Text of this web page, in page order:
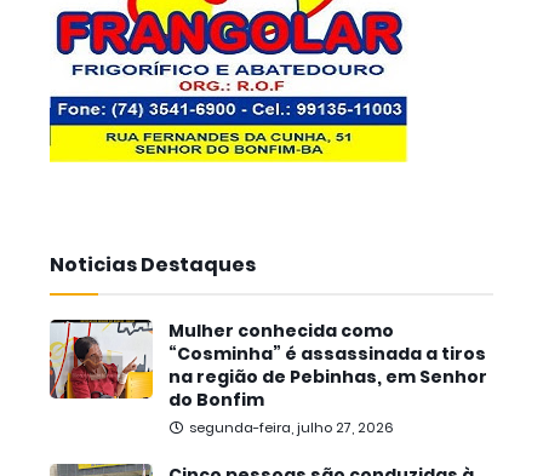
Noticias Destaques
Mulher conhecida como
“Cosminha” é assassinada a tiros
na região de Pebinhas, em Senhor
do Bonfim
segunda-feira, julho 27, 2026